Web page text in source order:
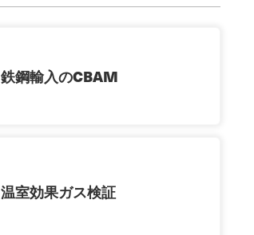
鉄鋼輸入のCBAM
温室効果ガス検証